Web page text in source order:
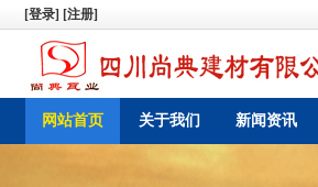
[登录] [注册]
网站首页 关于我们 新闻资讯